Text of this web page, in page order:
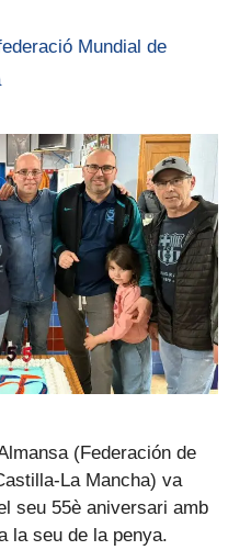
Mundial de
(Federación de
La Mancha) va
seu 55è aniversari amb
la seu de la penya.